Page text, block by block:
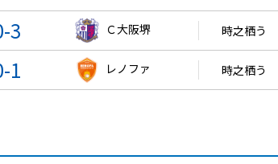
3 Ｃ大阪堺 時之栖う
1 レノファ 時之栖う